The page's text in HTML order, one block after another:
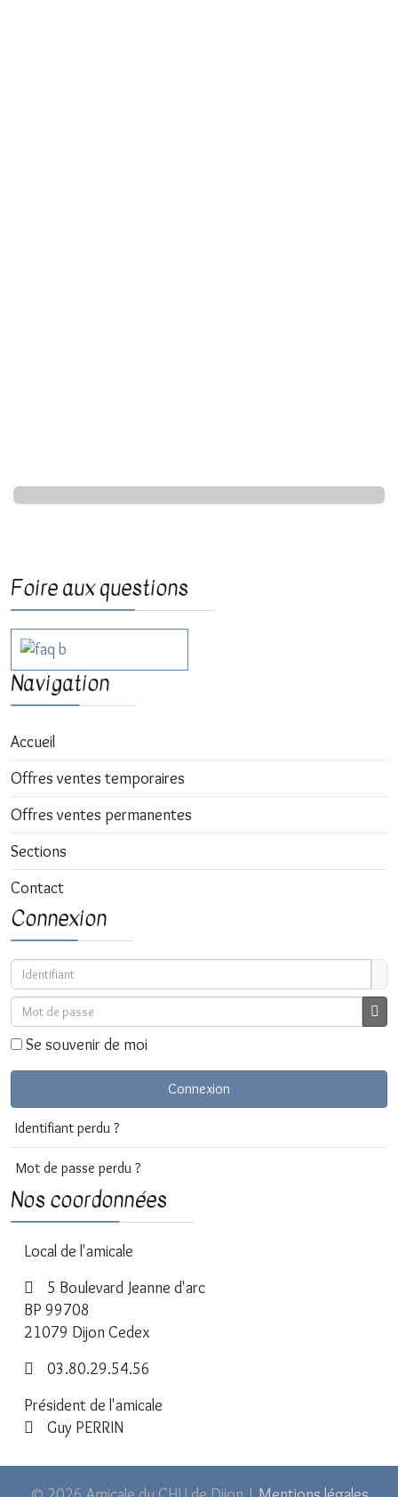
Foire aux questions
Navigation
Accueil
Offres ventes temporaires
Offres ventes permanentes
Sections
Contact
Connexion
Identifiant
Mot de passe
Se souvenir de moi
Connexion
Identifiant perdu ?
Mot de passe perdu ?
Nos coordonnées
Local de l'amicale
5 Boulevard Jeanne d'arc
BP 99708
21079 Dijon Cedex
03.80.29.54.56
Président de l'amicale
Guy PERRIN